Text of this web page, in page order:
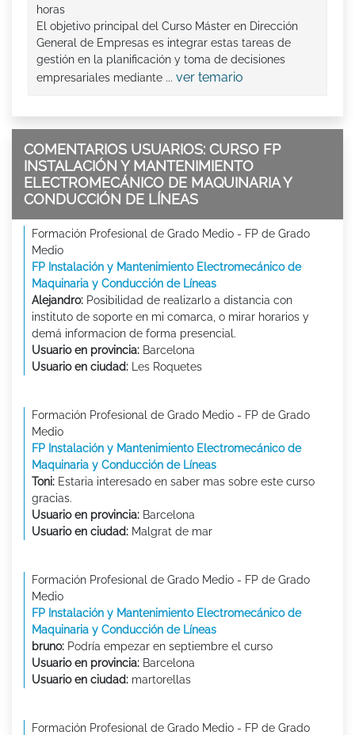
horas
El objetivo principal del Curso Máster en Dirección
General de Empresas es integrar estas tareas de
gestión en la planificación y toma de decisiones
empresariales mediante ... ver temario
COMENTARIOS USUARIOS: CURSO FP
INSTALACIÓN Y MANTENIMIENTO
ELECTROMECÁNICO DE MAQUINARIA Y
CONDUCCIÓN DE LÍNEAS
Formación Profesional de Grado Medio - FP de Grado
Medio
FP Instalación y Mantenimiento Electromecánico de
Maquinaria y Conducción de Líneas
Alejandro: Posibilidad de realizarlo a distancia con
instituto de soporte en mi comarca, o mirar horarios y
demá informacion de forma presencial.
Usuario en provincia: Barcelona
Usuario en ciudad: Les Roquetes
Formación Profesional de Grado Medio - FP de Grado
Medio
FP Instalación y Mantenimiento Electromecánico de
Maquinaria y Conducción de Líneas
Toni: Estaria interesado en saber mas sobre este curso
gracias.
Usuario en provincia: Barcelona
Usuario en ciudad: Malgrat de mar
Formación Profesional de Grado Medio - FP de Grado
Medio
FP Instalación y Mantenimiento Electromecánico de
Maquinaria y Conducción de Líneas
bruno: Podría empezar en septiembre el curso
Usuario en provincia: Barcelona
Usuario en ciudad: martorellas
Formación Profesional de Grado Medio - FP de Grado